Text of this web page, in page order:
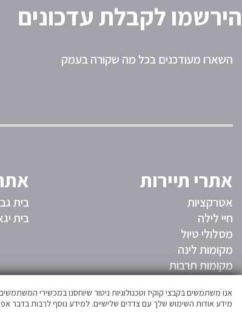
הירשמו לקבלת עדכונים
השארו מעודכנים בכל מה שקורה בעמק
אתרי תיירות
אטרקציות
חיי לילה
מסלולי טיול
מקומות לינה
מקומות תרבות
בית
בית
אנו משתמשים בקבצי קוקיז וטכנולוגיות ניטור שיוחסנו במכשירי
מידע אודות השימוש שלך עם צדדים שלישיים. למידע נוסף לרבות בדבר